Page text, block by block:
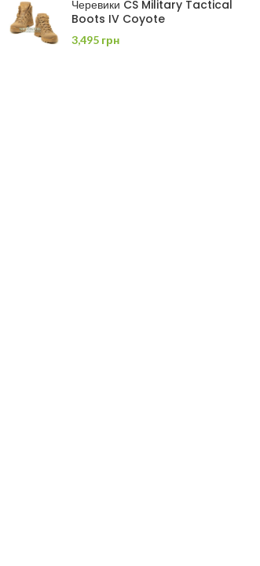
Черевики CS Military Tactical
Boots IV Coyote
3,495 грн